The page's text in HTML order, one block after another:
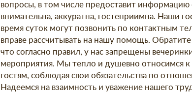
вопросы, в том числе предоставит информацию
внимательна, аккуратна, гостеприимна. Наши
время суток могут позвонить по контактным
вправе рассчитывать на нашу помощь.
что согласно правил, у нас запрещены
мероприятия. Мы тепло и душевно относимся
гостям, соблюдая свои обязательства по
Надеемся на взаимность и уважение нашего